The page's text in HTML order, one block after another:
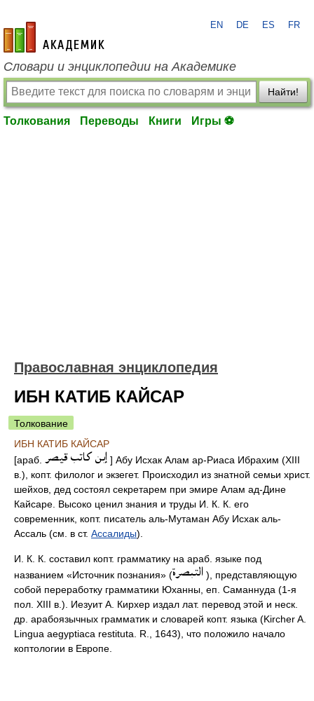
academic.ru
EN DE ES FR
Словари и энциклопедии на Академике
Найти!
Толкования Переводы Книги Игры ⚽
Православная энциклопедия
ИБН КАТИБ КАЙСАР
Толкование
ИБН КАТИБ КАЙСАР
[араб.
] Абу Исхак Алам ар-Риаса Ибрахим (XIII
в.), копт. филолог и экзегет. Происходил из знатной семьи христ.
шейхов, дед состоял секретарем при эмире Алам ад-Дине
Кайсаре. Высоко ценил знания и труды И. К. К. его
современник, копт. писатель аль-Мутаман Абу Исхак аль-
Ассаль (см. в ст. Ассалиды).
И. К. К. составил копт. грамматику на араб. языке под
названием «Источник познания» (
), представляющую
собой переработку грамматики Юханны, еп. Саманнуда (1-я
пол. XIII в.). Иезуит А. Кирхер издал лат. перевод этой и неск.
др. арабоязычных грамматик и словарей копт. языка (Kircher A.
Lingua aegyptiaca restituta. R., 1643), что положило начало
коптологии в Европе.